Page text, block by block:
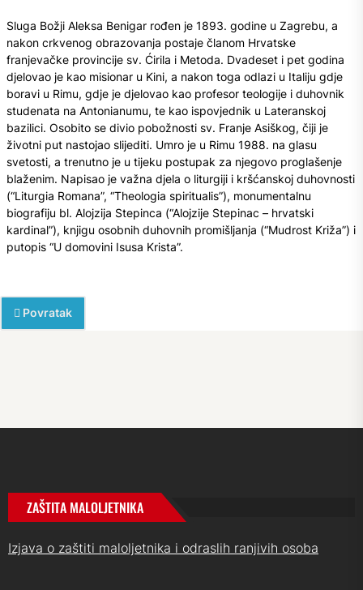
Sluga Božji Aleksa Benigar rođen je 1893. godine u Zagrebu, a
nakon crkvenog obrazovanja postaje članom Hrvatske
franjevačke provincije sv. Ćirila i Metoda. Dvadeset i pet godina
djelovao je kao misionar u Kini, a nakon toga odlazi u Italiju gdje
boravi u Rimu, gdje je djelovao kao profesor teologije i duhovnik
studenata na Antonianumu, te kao ispovjednik u Lateranskoj
bazilici. Osobito se divio pobožnosti sv. Franje Asiškog, čiji je
životni put nastojao slijediti. Umro je u Rimu 1988. na glasu
svetosti, a trenutno je u tijeku postupak za njegovo proglašenje
blaženim. Napisao je važna djela o liturgiji i kršćanskoj duhovnosti
(“Liturgia Romana”, “Theologia spiritualis”), monumentalnu
biografiju bl. Alojzija Stepinca (“Alojzije Stepinac – hrvatski
kardinal”), knjigu osobnih duhovnih promišljanja (“Mudrost Križa”) i
putopis “U domovini Isusa Krista”.
Povratak
ZAŠTITA MALOLJETNIKA
Izjava o zaštiti maloljetnika i odraslih ranjivih osoba